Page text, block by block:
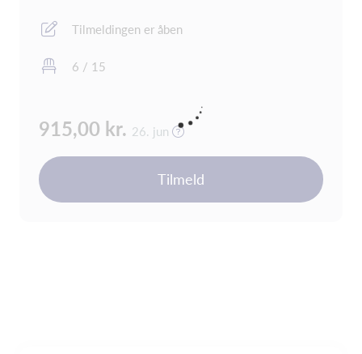
Tilmeldingen er åben
6 / 15
915,00 kr. 26. jun
Tilmeld